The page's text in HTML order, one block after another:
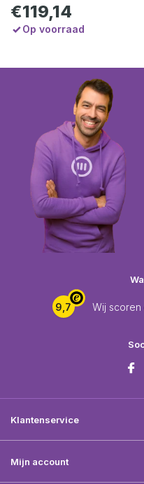
€119,14
Op voorraad
9,7 Wij scoren
Klantenservice
Mijn account